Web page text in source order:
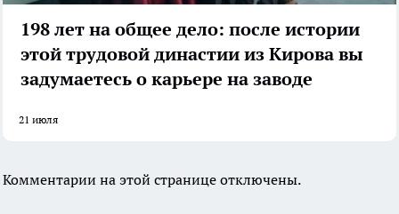
198 лет на общее дело: после истории
этой трудовой династии из Кирова вы
задумаетесь о карьере на заводе
21 июля
Комментарии на этой странице отключены.